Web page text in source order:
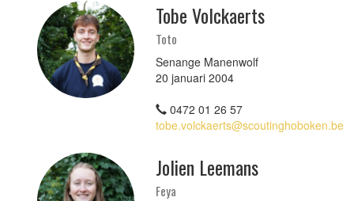
Tobe Volckaerts
Toto
Senange Manenwolf
20 januari 2004
0472 01 26 57
tobe.volckaerts@scoutinghoboken.be
Jolien Leemans
Feya